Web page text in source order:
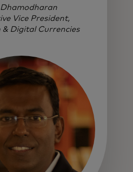
Dhamodharan
Vice President,
& Digital Currencies